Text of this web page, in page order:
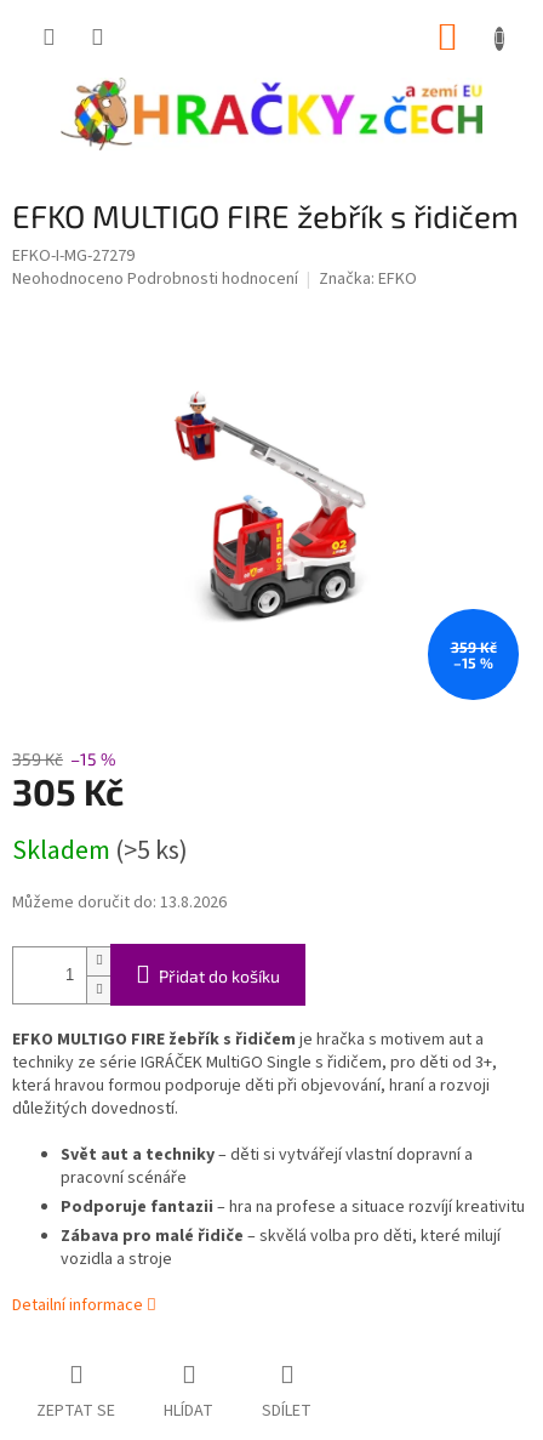
EFKO MULTIGO FIRE žebřík s řidičem
EFKO-I-MG-27279
Průměrné
Neohodnoceno Podrobnosti hodnocení Značka: EFKO
359 Kč
–15 %
359 Kč –15 %
305 Kč
cena:
Skladem (>5 ks)
Můžeme doručit do: 13.8.2026
Přidat do košíku
EFKO MULTIGO FIRE žebřík s řidičem je hračka s motivem aut a
techniky ze série IGRÁČEK MultiGO Single s řidičem, pro děti od 3+,
která hravou formou podporuje děti při objevování, hraní a rozvoji
důležitých dovedností.
Svět aut a techniky– děti si vytvářejí vlastní dopravní a
pracovní scénáře
Podporuje fantazii – hra na profese a situace rozvíjí kreativitu
Zábava pro malé řidiče – skvělá volba pro děti, které milují
vozidla a stroje
Detailní informace
ZEPTAT SE HLÍDAT SDÍLET